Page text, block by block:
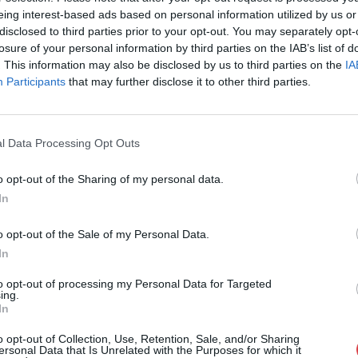
interest-based ads based on personal information utilized by us
to third parties prior to your opt-out. You may separately
of your personal information by third parties on the IAB’s list of
This information may also be disclosed by us to third parties on the
Participants that may further disclose it to other third parties.
Data Processing Opt Outs
opt-out of the Sharing of my personal data.
opt-out of the Sale of my Personal Data.
opt-out of processing my Personal Data for Targeted
opt-out of Collection, Use, Retention, Sale, and/or Sharing
Data that Is Unrelated with the Purposes for which it
Eladó: Virág Judit Galéria
Cím: Nemes Zsófia
Mű-Terem Galéria Kft.
1055 Budapest, Falk Miksa u.
Telefon: 36-1-312-2071, 269-
Weboldal:http://
Bemutatkozás: Kiemelkedő kvalitású 19. és 20.